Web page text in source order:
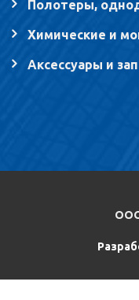
Полотеры,
Химические и
Аксессуары и
ООО